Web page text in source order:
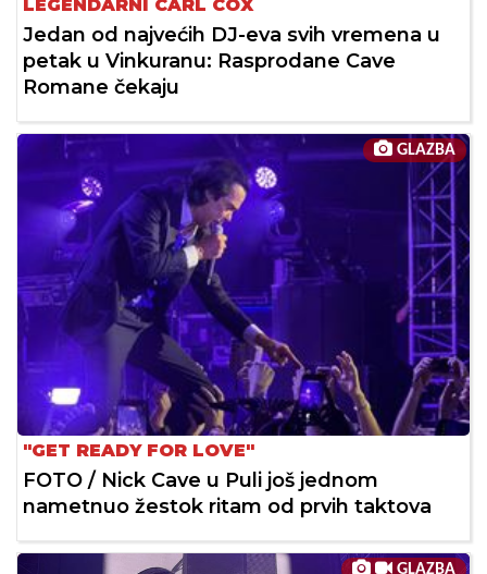
LEGENDARNI CARL COX
Jedan od najvećih DJ-eva svih vremena u
petak u Vinkuranu: Rasprodane Cave
Romane čekaju
GLAZBA
"GET READY FOR LOVE"
FOTO / Nick Cave u Puli još jednom
nametnuo žestok ritam od prvih taktova
GLAZBA